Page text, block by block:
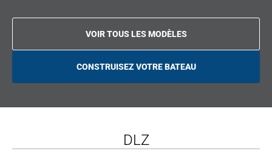
VOIR TOUS LES MODÈLES
CONSTRUISEZ VOTRE BATEAU
O
N
E
DLZ